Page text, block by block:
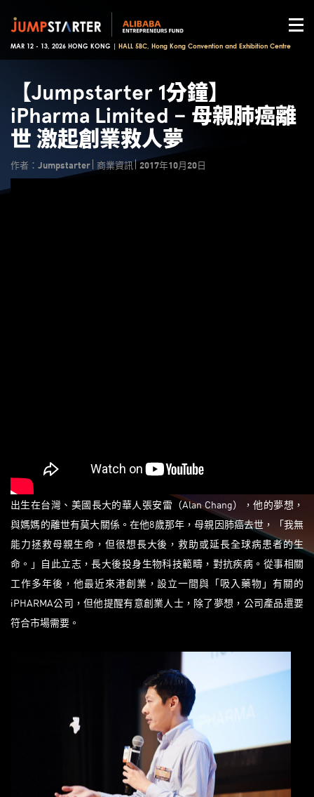
MAR 12 - 13, 2026 HONG KONG | HALL 5BC, Hong Kong Convention and Exhibition Centre
【Jumpstarter 1分鐘】
iPharma Limited – 母親肺癌離
世 激起創業救人夢
作者：Jumpstarter 商業資訊 2017年10月20日
出生在台灣、美國長大的華人張安雷（Alan Chang），他的夢想，
與媽媽的離世有莫大關係。在他8歲那年，母親因肺癌去世，「我無
能力拯救母親生命，但很想長大後，救助或延長全球病患者的生
命。」自此立志，長大後投身生物科技範疇，對抗疾病。從事相關
工作多年後，他最近來港創業，設立一間與「吸入藥物」有關的
iPHARMA公司，但他提醒有意創業人士，除了夢想，公司產品還要
符合市場需要。